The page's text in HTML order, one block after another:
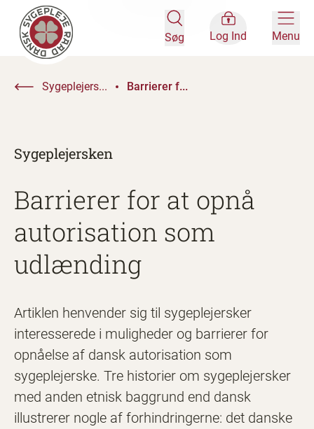
Søg Log Ind Menu
Sygeplejers... Barrierer f...
Sygeplejersken
Barrierer for at opnå
autorisation som
udlænding
Artiklen henvender sig til sygeplejersker
interesserede i muligheder og barrierer for
opnåelse af dansk autorisation som
sygeplejerske. Tre historier om sygeplejersker
med anden etnisk baggrund end dansk
illustrerer nogle af forhindringerne: det danske